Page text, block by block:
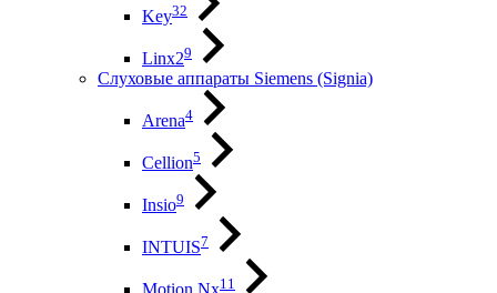
Key32
Linx29
Слуховые аппараты Siemens (Signia)
Arena4
Cellion5
Insio9
INTUIS7
11